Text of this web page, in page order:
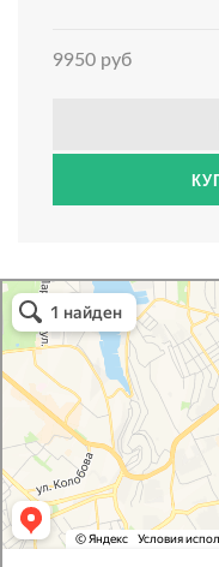
9950 руб
Атриум-Крым
Системы водоснабжения,
Снабжение строительных